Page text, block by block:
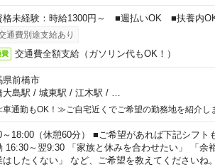
格未経験：時給1300円～ ■週払いOK ■扶養内
通費別途支給あり
費 交通費全額支給（ガソリン代もOK！）
県前橋市
大島駅 / 城東駅 / 江木駅 /
通勤もOK！≫ご自宅近くでご希望の勤務地を紹介し
～18:00（休憩60分） ■ご希望があれば下記シフ
16:30～翌9:30 「家族と休みを合わせたい」 「余
はしたくない」 など、ご希望を教えてください